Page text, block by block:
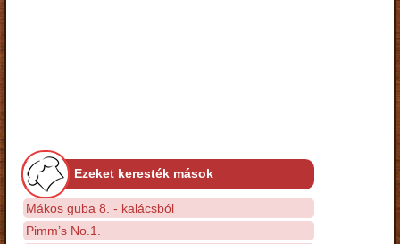
Ezeket keresték mások
Mákos guba 8. - kalácsból
Pimm’s No.1.